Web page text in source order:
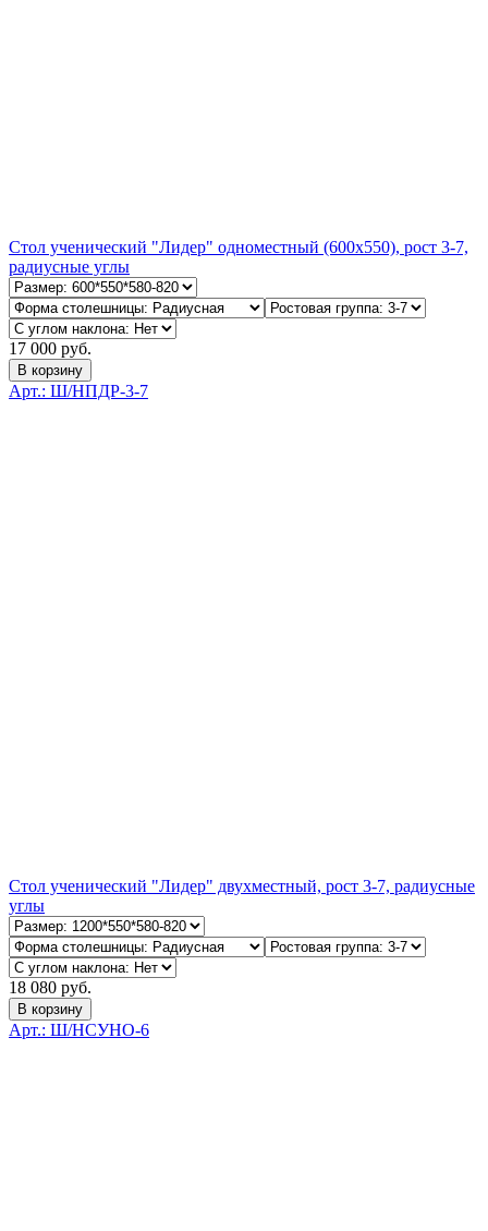
Стол ученический "Лидер" одноместный (600х550), рост 3-7,
радиусные углы
17 000 руб.
В корзину
Арт.: Ш/НПДР-3-7
Стол ученический "Лидер" двухместный, рост 3-7, радиусные
углы
18 080 руб.
В корзину
Арт.: Ш/НСУНО-6